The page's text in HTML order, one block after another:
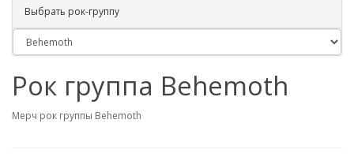
Выбрать рок-группу
Рок группа Behemoth
Мерч рок группы Behemoth